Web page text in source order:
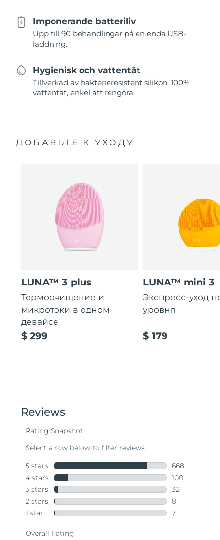
Imponerande batteriliv
Upp till 90 behandlingar på en enda USB-
laddning.
Hygienisk och vattentät
Tillverkad av bakterieresistent silikon, 100%
vattentät, enkel att rengöra.
ДОБАВЬТЕ К УХОДУ
LUNA™ 3 plus
Термоочищение и
микротоки в одном
девайсе
$ 299
LUNA™ mini 3
Экспресс-уход
уровня
$ 179